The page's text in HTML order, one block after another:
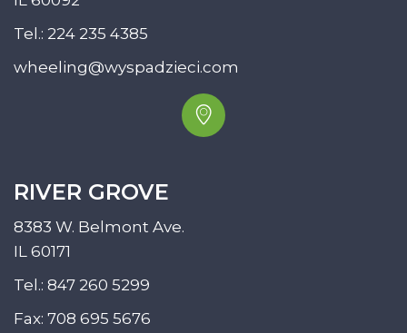
Tel.: 224 235 4385
wheeling@wyspadzieci.com
RIVER GROVE
8383 W. Belmont Ave.
IL 60171
Tel.: 847 260 5299
Fax: 708 695 5676